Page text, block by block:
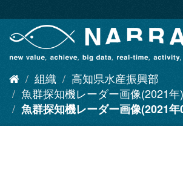
キ
組織
高知県水産振興部
魚群探知機レーダー画像(2021年)
魚群探知機レーダー画像(2021